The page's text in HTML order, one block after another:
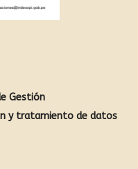
Gestión
y tratamiento de datos